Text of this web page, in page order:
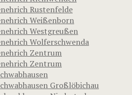
Rustenfelde
Weißenborn
Westgreußen
Wolferschwenda
Zentrum
Zentrum
Großlöbichau